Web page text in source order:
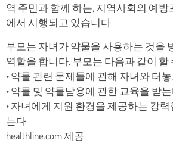
역 주민과 함께 하는, 지역사회의 예
에서 시행되고 있습니다.
부모는 자녀가 약물을 사용하는 것을
역할을 합니다. 부모는 다음과 같이 할
• 약물 관련 문제들에 관해 자녀와 터
• 약물 및 약물남용에 관한 교육을 받
• 자녀에게 지원 환경을 제공하는 강
는다
healthline.com 제공